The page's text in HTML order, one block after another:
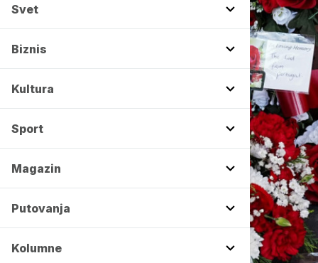
Svet
Biznis
Kultura
Sport
Magazin
Putovanja
Kolumne